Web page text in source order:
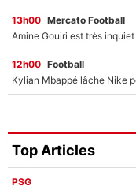
13h00 Mercato Football
12h00 Football
Top Articles
PSG